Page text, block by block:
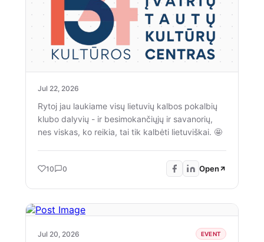
Palace Kaunas sodelyje, kur atvykusius džiugins
kultūrinės ir meninės edukacijos, koncertinė
programa scenoje ir įvairūs kulinarinio paveldo
kąsneliai. 😋 Laikome kumščius, kad rugsėjis
būtų šiltai saulėtas ir susitinkame netrukus.
https://www.facebook.com/events/1024318953893852
Jul 22, 2026
Rytoj jau laukiame visų lietuvių kalbos pokalbių
klubo dalyvių - ir besimokančiųjų ir savanorių,
nes viskas, ko reikia, tai tik kalbėti lietuviškai. 🤩
10 0 Open
Jul 20, 2026 EVENT